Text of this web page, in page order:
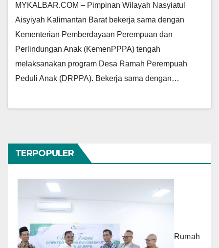
MYKALBAR.COM – Pimpinan Wilayah Nasyiatul
Aisyiyah Kalimantan Barat bekerja sama dengan
Kementerian Pemberdayaan Perempuan dan
Perlindungan Anak (KemenPPPA) tengah
melaksanakan program Desa Ramah Perempuah
Peduli Anak (DRPPA). Bekerja sama dengan…
TERPOPULER
Rumah